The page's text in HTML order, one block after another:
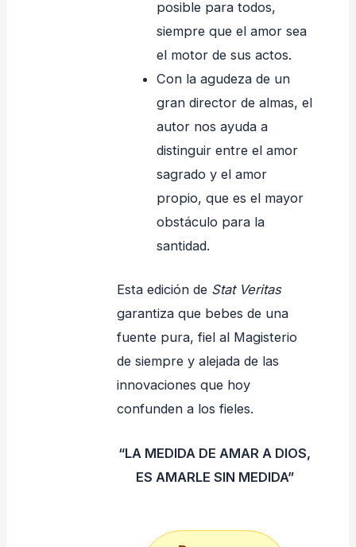
posible para todos,
siempre que el amor sea
el motor de sus actos.
Con la agudeza de un
gran director de almas, el
autor nos ayuda a
distinguir entre el amor
sagrado y el amor
propio, que es el mayor
obstáculo para la
santidad.
Esta edición de Stat Veritas
garantiza que bebes de una
fuente pura, fiel al Magisterio
de siempre y alejada de las
innovaciones que hoy
confunden a los fieles.
“LA MEDIDA DE AMAR A DIOS,
ES AMARLE SIN MEDIDA”